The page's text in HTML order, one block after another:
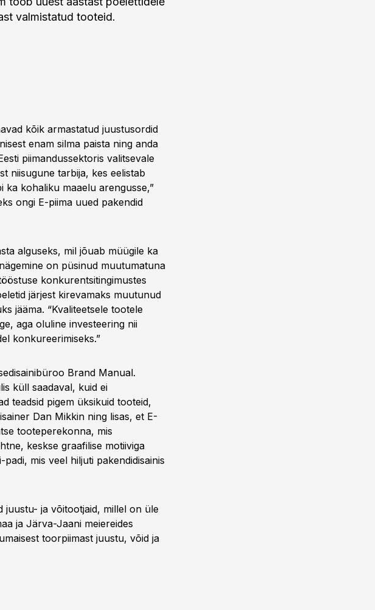
valmistatud tooteid.
kõik armastatud juustusordid
enam silma paista ning anda
piimandussektoris valitsevale
niisugune tarbija, kes eelistab
ka kohaliku maaelu arengusse,”
ongi E-piima uued pakendid
alguseks, mil jõuab müügile ka
on püsinud muutumatuna
konkurentsitingimustes
järjest kirevamaks muutunud
jääma. “Kvaliteetsele tootele
aga oluline investeering nii
konkureerimiseks.”
Brand Manual.
küll saadaval, kuid ei
teadsid pigem üksikuid tooteid,
Dan Mikkin ning lisas, et E-
tooteperekonna, mis
keskse graafilise motiiviga
mis veel hiljuti pakendidisainis
juustu- ja võitootjaid, millel on üle
ja Järva-Jaani meiereides
toorpiimast juustu, võid ja